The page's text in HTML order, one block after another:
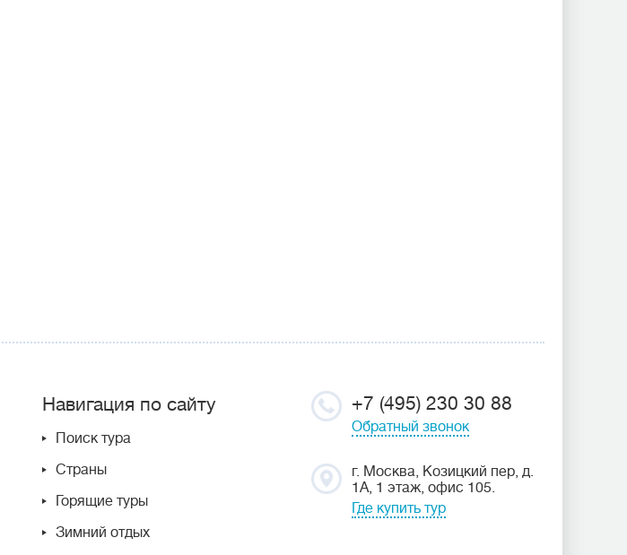
Навигация по сайту
Поиск тура
Страны
Горящие туры
Зимний отдых
+7 (495) 230 30 88
Обратный звонок
г. Москва, Козицкий пер, д.
1А, 1 этаж, офис 105.
Где купить тур